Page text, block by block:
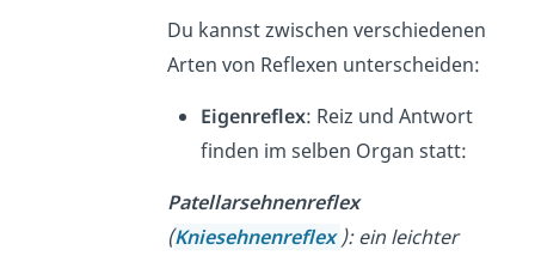
Du kannst zwischen verschiedenen
Arten von Reflexen unterscheiden:
Eigenreflex: Reiz und Antwort
finden im selben Organ statt:
Patellarsehnenreflex
(Kniesehnenreflex): ein leichter